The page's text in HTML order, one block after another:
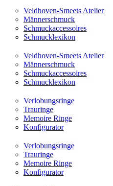
Veldhoven-Smeets Atelier
Männerschmuck
Schmuckaccessoires
Schmucklexikon
Veldhoven-Smeets Atelier
Männerschmuck
Schmuckaccessoires
Schmucklexikon
Verlobungsringe
Trauringe
Memoire Ringe
Konfigurator
Verlobungsringe
Trauringe
Memoire Ringe
Konfigurator